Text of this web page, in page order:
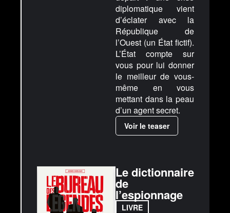
diplomatique vient
d’éclater avec la
République de
l’Ouest (un État fictif).
L’État compte sur
vous pour lui donner
le meilleur de vous-
même en vous
mettant dans la peau
d’un agent secret.
Voir le teaser
Le dictionnaire
de
l’espionnage
LIVRE